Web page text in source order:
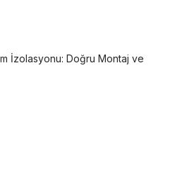
İzolasyonu: Doğru Montaj ve